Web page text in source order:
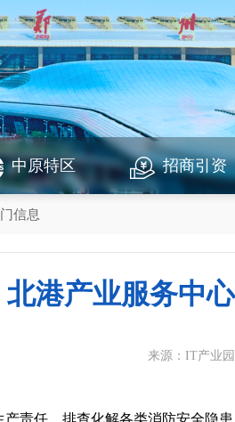
中原特区 招商引资
信息
北港产业服务中
来源：IT产业
任，排查化解各类消防安全隐患